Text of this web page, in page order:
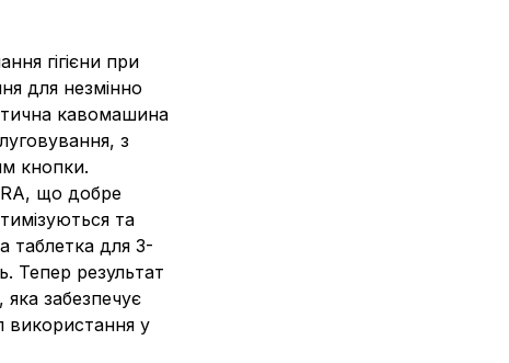
гігієни при
для незмінно
кавомашина
з
кнопки.
що добре
та
таблетка для 3-
Тепер результат
забезпечує
використання у